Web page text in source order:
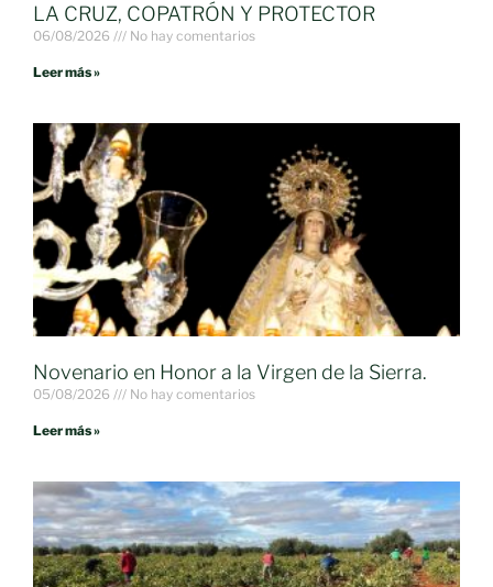
LA CRUZ, COPATRÓN Y PROTECTOR
06/08/2026 No hay comentarios
Leer más »
Novenario en Honor a la Virgen de la Sierra.
05/08/2026 No hay comentarios
Leer más »